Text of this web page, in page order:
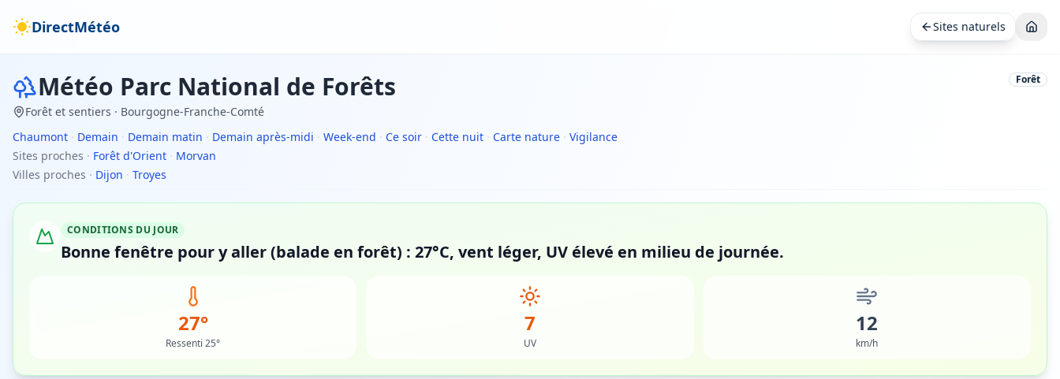
DirectMétéo Sites naturels
Météo Parc National de Forêts
Forêt et sentiers · Bourgogne-Franche-Comté
Forêt
Chaumont · Demain · Demain matin · Demain après-midi · Week-end · Ce soir · Cette nuit · Carte nature · Vigilance
Sites proches · Forêt d'Orient · Morvan
Villes proches · Dijon · Troyes
CONDITIONS DU JOUR
Bonne fenêtre pour y aller (balade en forêt) : 27°C, vent léger, UV élevé en milieu de journée.
27°
Ressenti 25°
7
UV
12
km/h